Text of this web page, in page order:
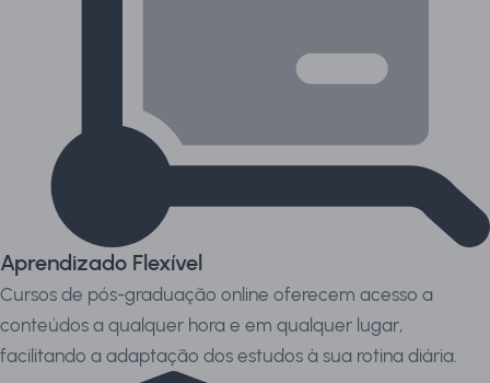
Aprendizado Flexível
Cursos de pós-graduação online oferecem acesso a
conteúdos a qualquer hora e em qualquer lugar,
facilitando a adaptação dos estudos à sua rotina diária.